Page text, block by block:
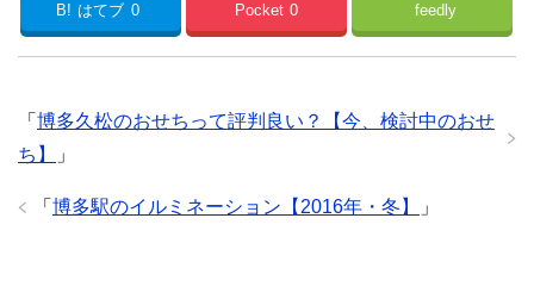
B! はてブ 0 Pocket 0 feedly
「 博多久松のおせちって評判良い？【今、検討中のおせ
ち】
」
「 博多駅のイルミネーション【2016年・冬】 」